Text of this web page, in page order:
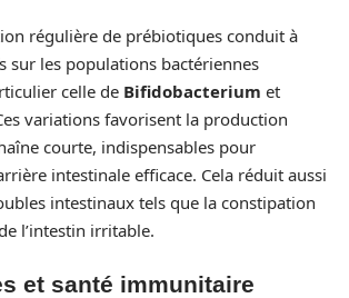
régulière de prébiotiques conduit à
sur les populations bactériennes
celle de Bifidobacterium et
variations favorisent la production
courte, indispensables pour
intestinale efficace. Cela réduit aussi
intestinaux tels que la constipation
l’intestin irritable.
et santé immunitaire